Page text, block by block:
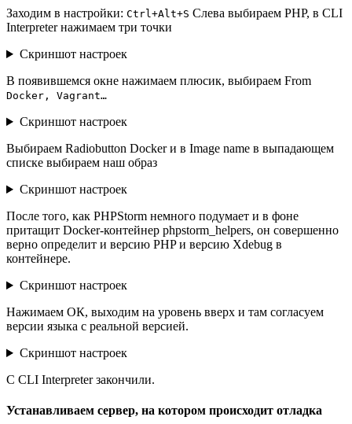
Заходим в настройки: Ctrl+Alt+S Слева выбираем PHP, в CLI
Interpreter нажимаем три точки
Скриншот настроек
В появившемся окне нажимаем плюсик, выбираем From
Docker, Vagrant…
Скриншот настроек
Выбираем Radiobutton Docker и в Image name в выпадающем
списке выбираем наш образ
Скриншот настроек
После того, как PHPStorm немного подумает и в фоне
притащит Docker-контейнер phpstorm_helpers, он совершенно
верно определит и версию PHP и версию Xdebug в
контейнере.
Скриншот настроек
Нажимаем ОК, выходим на уровень вверх и там согласуем
версии языка с реальной версией.
Скриншот настроек
С CLI Interpreter закончили.
Устанавливаем сервер, на котором происходит отладка